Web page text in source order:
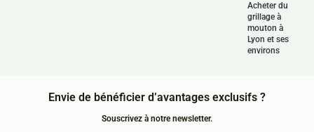
Acheter du
grillage à
mouton à
Lyon et ses
environs
Envie de bénéficier d’avantages exclusifs ?
Souscrivez à notre newsletter.